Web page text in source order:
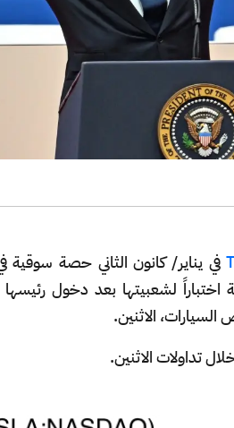
في يناير/ كانون الثاني حصة سوقية
لشعبيتها بعد دخول رئيسها
الاثنين.